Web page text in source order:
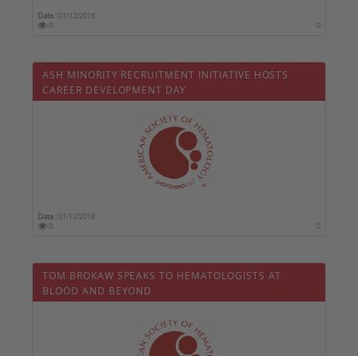
Date :01/12/2018
0
0
ASH MINORITY RECRUITMENT INITIATIVE HOSTS
CAREER DEVELOPMENT DAY
Date :01/12/2018
0
0
TOM BROKAW SPEAKS TO HEMATOLOGISTS AT
BLOOD AND BEYOND